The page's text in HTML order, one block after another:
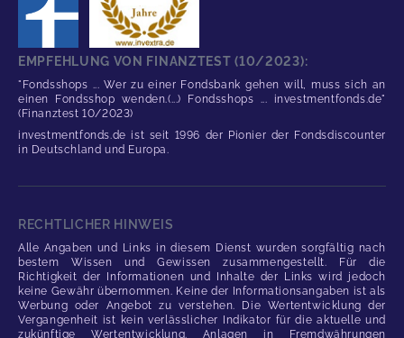
EMPFEHLUNG VON FINANZTEST (10/2023):
"Fondsshops ... Wer zu einer Fondsbank gehen will, muss sich an
einen Fondsshop wenden.(...) Fondsshops ... investmentfonds.de"
(Finanztest 10/2023)
investmentfonds.de ist seit 1996 der Pionier der Fondsdiscounter
in Deutschland und Europa.
RECHTLICHER HINWEIS
Alle Angaben und Links in diesem Dienst wurden sorgfältig nach
bestem Wissen und Gewissen zusammengestellt. Für die
Richtigkeit der Informationen und Inhalte der Links wird jedoch
keine Gewähr übernommen. Keine der Informationsangaben ist als
Werbung oder Angebot zu verstehen. Die Wertentwicklung der
Vergangenheit ist kein verlässlicher Indikator für die aktuelle und
zukünftige Wertentwicklung. Anlagen in Fremdwährungen